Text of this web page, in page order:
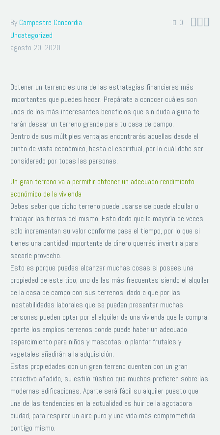
0 
By Campestre Concordia
Uncategorized
agosto 20, 2020
Obtener un terreno es una de las estrategias financieras más
importantes que puedes hacer. Prepárate a conocer cuáles son
unos de los más interesantes beneficios que sin duda alguna te
harán desear un terreno grande para tu casa de campo.
Dentro de sus múltiples ventajas encontrarás aquellas desde el
punto de vista económico, hasta el espiritual, por lo cuál debe ser
considerado por todas las personas.
Un gran terreno va a permitir obtener un adecuado rendimiento
económico de la vivienda
Debes saber que dicho terreno puede usarse se puede alquilar o
trabajar las tierras del mismo. Esto dado que la mayoría de veces
solo incrementan su valor conforme pasa el tiempo, por lo que si
tienes una cantidad importante de dinero querrás invertirla para
sacarle provecho.
Esto es porque puedes alcanzar muchas cosas si posees una
propiedad de este tipo, uno de las más frecuentes siendo el alquiler
de la casa de campo con sus terrenos, dado a que por las
inestabilidades laborales que se pueden presentar muchas
personas pueden optar por el alquiler de una vivienda que la compra,
aparte los amplios terrenos donde puede haber un adecuado
esparcimiento para niños y mascotas, o plantar frutales y
vegetales añadirán a la adquisición.
Estas propiedades con un gran terreno cuentan con un gran
atractivo añadido, su estilo rústico que muchos prefieren sobre las
modernas edificaciones. Aparte será fácil su alquiler puesto que
una de las tendencias en la actualidad es huir de la agotadora
ciudad, para respirar un aire puro y una vida más comprometida
contigo mismo.